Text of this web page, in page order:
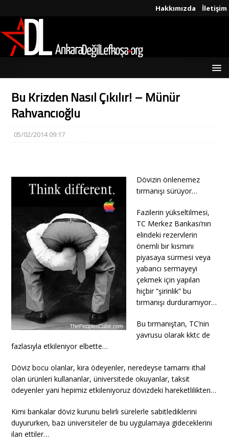
Hakkımızda İletişim
Bu Krizden Nasıl Çıkılır! – Münür
Rahvancıoğlu
05/02/2014 09:17
Dövizin önlenemez
tırmanışı sürüyor…
Fazilerin yükseltilmesi,
TC Merkez Bankası’nın
elindeki rezervlerin
önemli bır kısmını
piyasaya sürmesi veya
yabancı sermayeyi
çekmek için yapılan
hiçbir “şirinlik” bu
tırmanışı durduramıyor…
Bu tırmanıştan, TC’nin
yavrusu olarak kktc de
fazlasıyla etkileniyor elbette…
Döviz bocu olanlar, kira ödeyenler, neredeyse tamamı ithal
olan ürünleri kullananlar, üniversitede okuyanlar, taksit
ödeyenler yani hepimiz etkileniyoruz dövizdeki hareketlilikten…
Kimi bankalar döviz kurunu belirli sürelerle sabitlediklerini
duyururken, bazı üniversiteler de bu uygulamaya gideceklerini
ilan ettiler…